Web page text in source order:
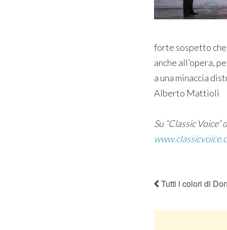
forte sospetto che
anche all’opera,
a una minaccia
Alberto Mattioli
Su “Classic
Tutti i colori di